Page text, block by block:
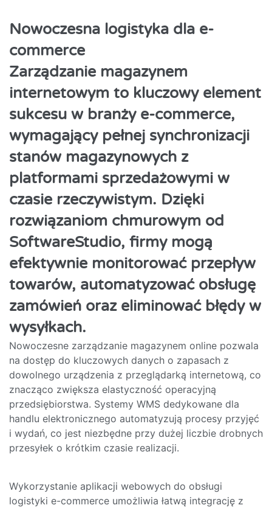
Nowoczesna logistyka dla e-
commerce
Zarządzanie magazynem
internetowym to kluczowy element
sukcesu w branży e-commerce,
wymagający pełnej synchronizacji
stanów magazynowych z
platformami sprzedażowymi w
czasie rzeczywistym. Dzięki
rozwiązaniom chmurowym od
SoftwareStudio, firmy mogą
efektywnie monitorować przepływ
towarów, automatyzować obsługę
zamówień oraz eliminować błędy w
wysyłkach.
Nowoczesne zarządzanie magazynem online pozwala
na dostęp do kluczowych danych o zapasach z
dowolnego urządzenia z przeglądarką internetową, co
znacząco zwiększa elastyczność operacyjną
przedsiębiorstwa. Systemy WMS dedykowane dla
handlu elektronicznego automatyzują procesy przyjęć
i wydań, co jest niezbędne przy dużej liczbie drobnych
przesyłek o krótkim czasie realizacji.
Wykorzystanie aplikacji webowych do obsługi
logistyki e-commerce umożliwia łatwą integrację z